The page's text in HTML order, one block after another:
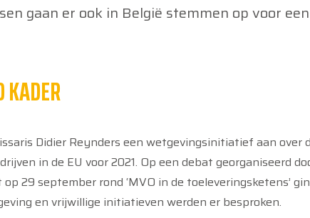
gaan er ook in België stemmen op voor
KADER
Didier Reynders een wetgevingsinitiatief aan over
in de EU voor 2021. Op een debat georganiseerd
29 september rond ‘MVO in de toeleveringsketens’
en vrijwillige initiatieven werden er besproken.